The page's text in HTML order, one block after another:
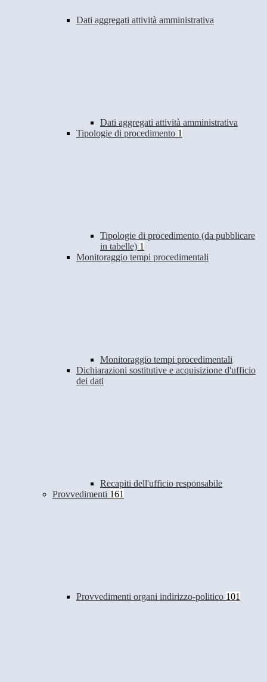
Dati aggregati attività amministrativa
Dati aggregati attività amministrativa
Tipologie di procedimento 1
Tipologie di procedimento (da pubblicare
in tabelle) 1
Monitoraggio tempi procedimentali
Monitoraggio tempi procedimentali
Dichiarazioni sostitutive e acquisizione d'ufficio
dei dati
Recapiti dell'ufficio responsabile
Provvedimenti 161
Provvedimenti organi indirizzo-politico 101